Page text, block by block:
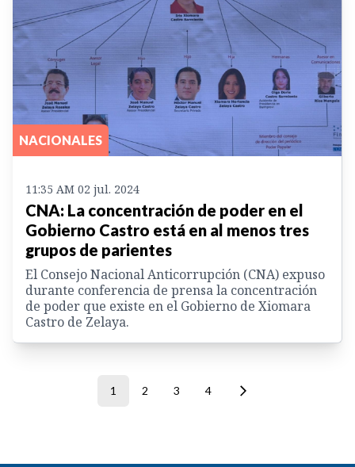
NACIONALES
11:35 AM 02 jul. 2024
CNA: La concentración de poder en el
Gobierno Castro está en al menos tres
grupos de parientes
El Consejo Nacional Anticorrupción (CNA) expuso
durante conferencia de prensa la concentración
de poder que existe en el Gobierno de Xiomara
Castro de Zelaya.
1 2 3 4